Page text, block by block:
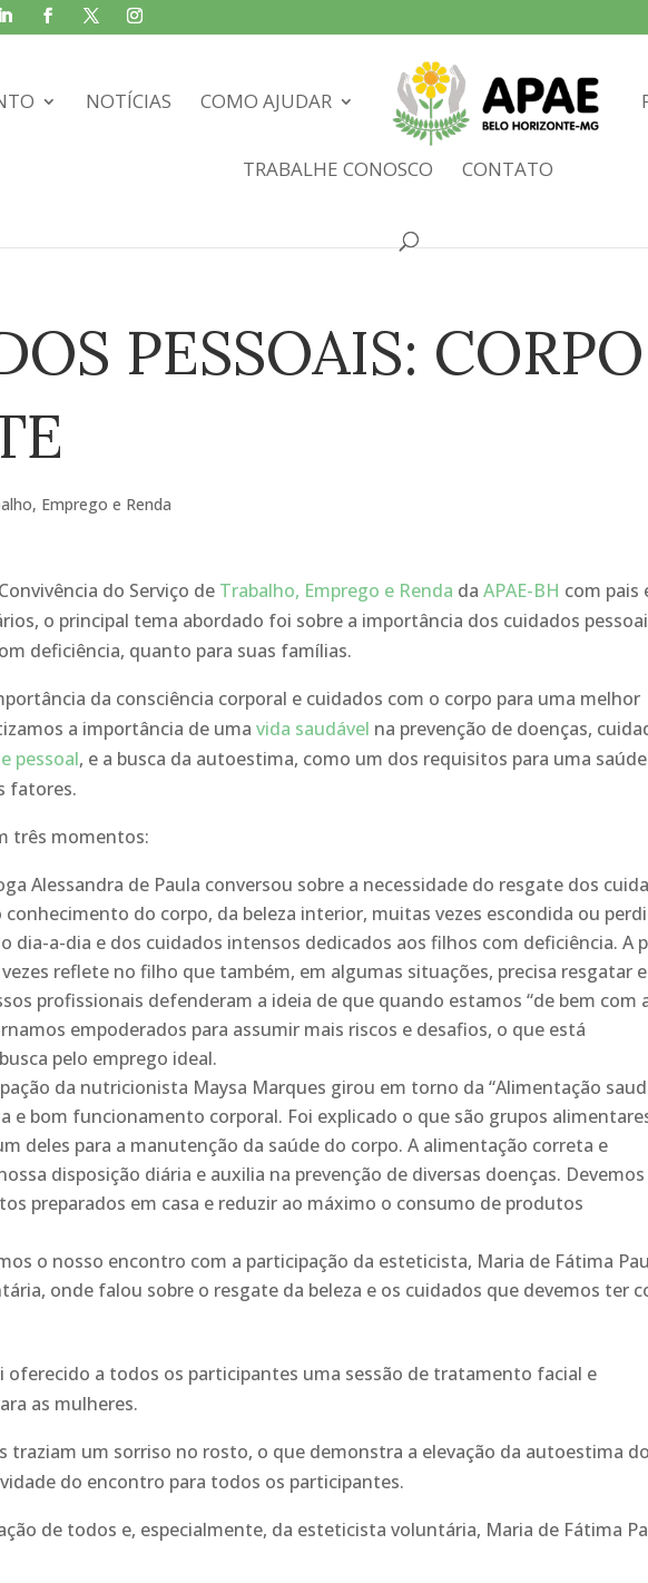
NOTÍCIAS COMO AJUDAR
TRABALHE CONOSCO CONTATO
PESSOAIS: CORPO
Emprego e Renda
do Serviço de Trabalho, Emprego e Renda daAPAE-BH com pais
o principal tema abordado foi sobre a importância dos cuidados
deficiência, quanto para suas famílias.
da consciência corporal e cuidados com o corpo para uma melhor
a importância de umavida saudável na prevenção de doenças,
pessoal, e a busca da autoestima, como um dos requisitos para uma saúde
fatores.
três momentos:
Alessandra de Paula conversou sobre a necessidade do resgate dos
conhecimento do corpo, da beleza interior, muitas vezes escondida ou
dia-a-dia e dos cuidados intensos dedicados aos filhos com deficiência. A
reflete no filho que também, em algumas situações, precisa resgatar
profissionais defenderam a ideia de que quando estamos “de bem com
empoderados para assumir mais riscos e desafios, o que está
pelo emprego ideal.
da nutricionista Maysa Marques girou em torno da “Alimentação
e bom funcionamento corporal. Foi explicado o que são grupos
deles para a manutenção da saúde do corpo. A alimentação correta e
disposição diária e auxilia na prevenção de diversas doenças.
preparados em casa e reduzir ao máximo o consumo de produtos
o nosso encontro com a participação da esteticista, Maria de Fátima
onde falou sobre o resgate da beleza e os cuidados que devemos ter
a todos os participantes uma sessão de tratamento facial e
as mulheres.
traziam um sorriso no rosto, o que demonstra a elevação da autoestima
do encontro para todos os participantes.
de todos e, especialmente, da esteticista voluntária, Maria de Fátima